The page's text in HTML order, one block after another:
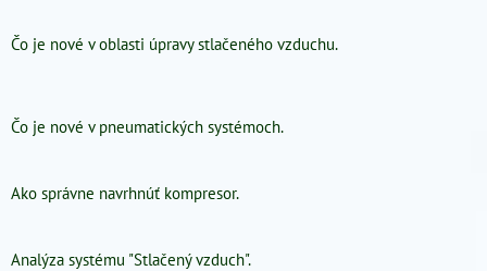
Čo je nové v oblasti úpravy stlačeného vzduchu.
Čo je nové v pneumatických systémoch.
Ako správne navrhnúť kompresor.
Analýza systému "Stlačený vzduch".